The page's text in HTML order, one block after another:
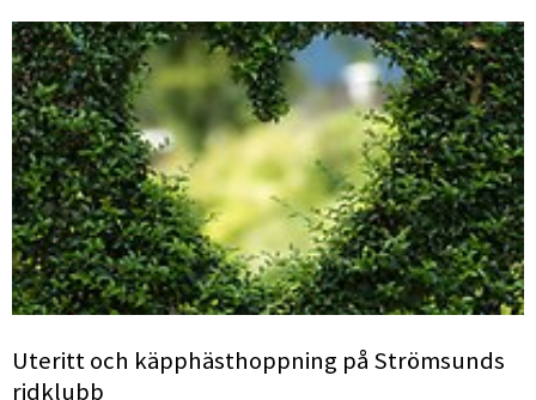
Uteritt och käpphästhoppning på Strömsunds
ridklubb